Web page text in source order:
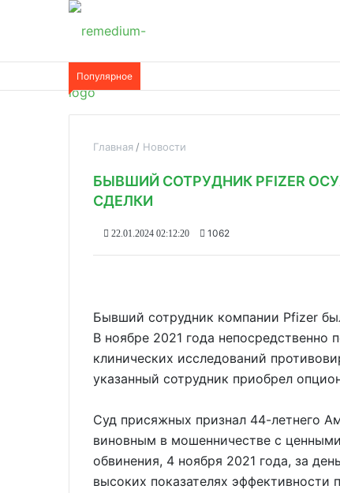
Популярное
Главная Новости
БЫВШИЙ СОТРУДНИК PFIZER
СДЕЛКИ
22.01.2024 02:12:20 1062
Бывший сотрудник компании Pfizer
В ноябре 2021 года непосредственно
клинических исследований
указанный сотрудник приобрел
Суд присяжных признал 44-летнего
виновным в мошенничестве с
обвинения, 4 ноября 2021 года, за
высоких показателях эффективности